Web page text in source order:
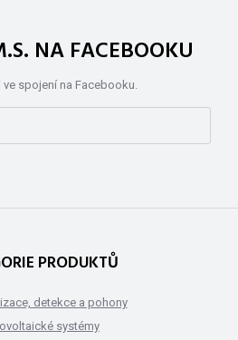
NA FACEBOOKU
ve spojení na Facebooku.
PRODUKTŮ
detekce a pohony
systémy